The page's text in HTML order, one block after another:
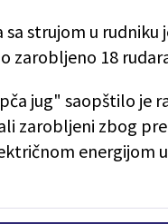
strujom u rudniku
zarobljeno 18
jug" saopštilo je
zarobljeni zbog
energijom